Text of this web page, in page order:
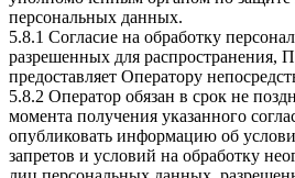
персональных данных.
5.8.1 Согласие на обработку
разрешенных для распространения,
предоставляет Оператору
5.8.2 Оператор обязан в срок не
момента получения указанного
опубликовать информацию об
запретов и условий на обработку